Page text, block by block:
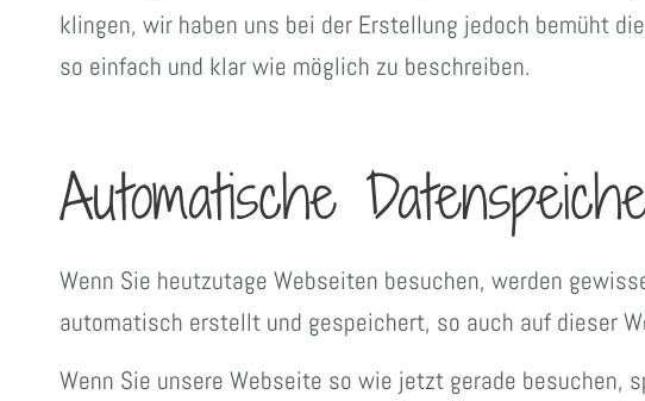
klingen, wir haben uns bei der Erstellung jedoch bemüht
so einfach und klar wie möglich zu beschreiben.
Automatische
Wenn Sie heutzutage Webseiten besuchen, werden
automatisch erstellt und gespeichert, so auch auf dieser
Wenn Sie unsere Webseite so wie jetzt gerade besuchen,